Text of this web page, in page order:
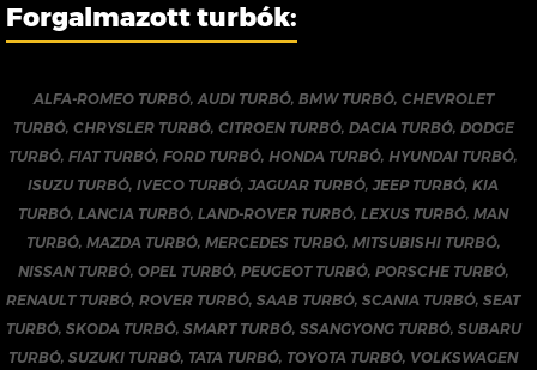
Forgalmazott turbók:
ALFA-ROMEO TURBÓ,AUDI TURBÓ, BMW TURBÓ, CHEVROLET
TURBÓ, CHRYSLER TURBÓ, CITROEN TURBÓ, DACIA TURBÓ, DODGE
TURBÓ,FIAT TURBÓ,FORD TURBÓ, HONDA TURBÓ, HYUNDAI TURBÓ,
ISUZU TURBÓ,IVECO TURBÓ,JAGUAR TURBÓ,JEEP TURBÓ,KIA
TURBÓ,LANCIA TURBÓ,LAND-ROVER TURBÓ,LEXUS TURBÓ,MAN
TURBÓ, MAZDA TURBÓ, MERCEDES TURBÓ, MITSUBISHI TURBÓ,
NISSAN TURBÓ, OPEL TURBÓ, PEUGEOT TURBÓ, PORSCHE TURBÓ,
RENAULT TURBÓ,ROVER TURBÓ,SAAB TURBÓ,SCANIA TURBÓ,SEAT
TURBÓ, SKODA TURBÓ, SMART TURBÓ, SSANGYONG TURBÓ, SUBARU
TURBÓ,SUZUKI TURBÓ, TATA TURBÓ, TOYOTA TURBÓ, VOLKSWAGEN